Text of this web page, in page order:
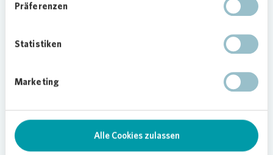
Präferenzen
Statistiken
Marketing
Alle Cookies zulassen